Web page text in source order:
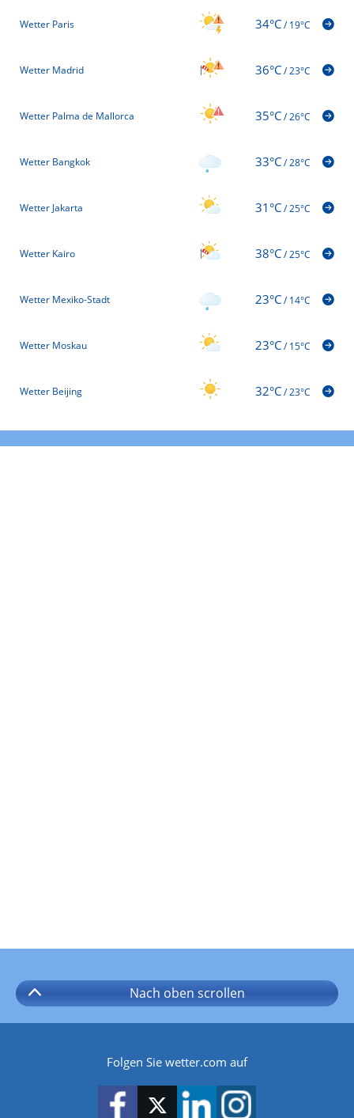
Wetter Paris 34°C/19°C
Wetter Madrid 36°C/23°C
Wetter Palma de Mallorca 35°C/26°C
Wetter Bangkok 33°C/28°C
Wetter Jakarta 31°C/25°C
Wetter Kairo 38°C/25°C
Wetter Mexiko-Stadt 23°C/14°C
Wetter Moskau 23°C/15°C
Wetter Beijing 32°C/23°C
Nach oben scrollen
Folgen Sie wetter.com auf